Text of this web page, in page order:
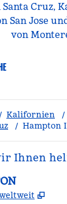
Cruz,
San Jose
von
/ Kalifornien
/
/ Hampton
Ihnen
,